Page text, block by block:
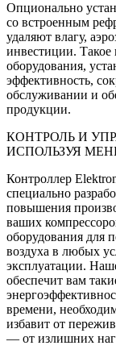
Опционально
со встроенным
удаляют влагу,
инвестиции. Такое
оборудования,
эффективность,
обслуживании и
продукции.
КОНТРОЛЬ И
ИСПОЛЬЗУЯ
Контроллер
специально
повышения
ваших
оборудования для
воздуха в любых
эксплуатации.
обеспечит вам
времени,
избавит от
— от излишних